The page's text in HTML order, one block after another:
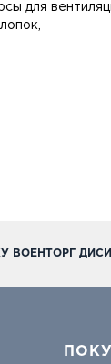
для
ВОЕНТОРГ ДИСИ